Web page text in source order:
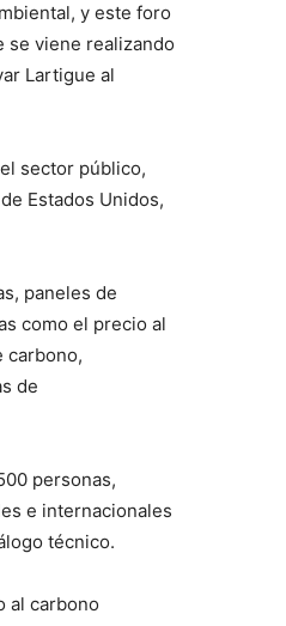
y este foro
se viene realizando
Lartigue al
sector público,
Estados Unidos,
paneles de
como el precio al
carbono,
de
personas,
e internacionales
técnico.
al carbono